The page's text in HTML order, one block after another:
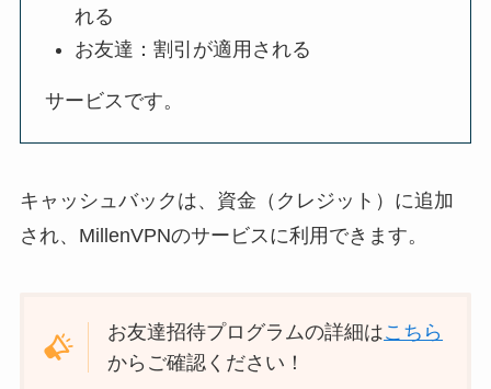
れる
お友達：割引が適用される
サービスです。
キャッシュバックは、資金（クレジット）に追加
され、MillenVPNのサービスに利用できます。
お友達招待プログラムの詳細はこちら
からご確認ください！